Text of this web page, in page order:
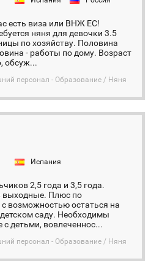
есть виза или ВНЖ ЕС!
няня для девочки 3.5
по хозяйству. Половина
- работы по дому. Возраст
обсуж...
персонал - Образование / Няня
Испания
2,5 года и 3,5 года.
выходные. Плюс по
возможностью остаться на
саду. Необходимы
с детьми, вовлеченнос...
персонал - Образование / Няня